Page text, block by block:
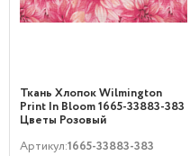
Ткань Хлопок Wilmington
Print In Bloom 1665-33883-383
Цветы Розовый
Артикул:1665-33883-383